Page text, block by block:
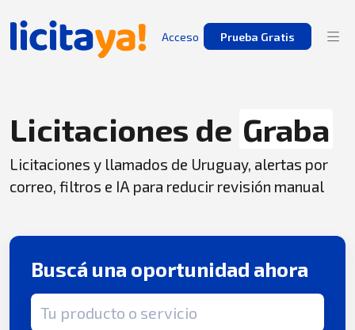
Acceso Prueba Gratis
Licitaciones de Graba
Licitaciones y llamados de Uruguay, alertas por
correo, filtros e IA para reducir revisión manual
Buscá una oportunidad ahora
Término de búsqueda